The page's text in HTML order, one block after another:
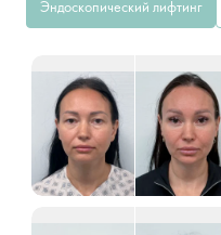
Эндоскопический лифтинг